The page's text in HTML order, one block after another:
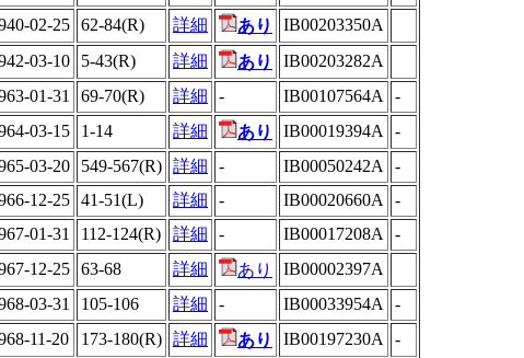
02-25 62-84(R) 詳細 あり
IB00203350A
03-10 5-43(R) 詳細 あり
IB00203282A
01-31 69-70(R) 詳細 - IB00107564A
-
03-15 1-14 詳細 あり IB00019394A
-
03-20 549-567(R) 詳細 - IB00050242A
-
12-25 41-51(L) 詳細 - IB00020660A
-
01-31 112-124(R) 詳細 - IB00017208A
-
12-25 63-68 詳細 あり
IB00002397A
03-31 105-106 詳細 - IB00033954A
-
11-20 173-180(R) 詳細 あり IB00197230A -